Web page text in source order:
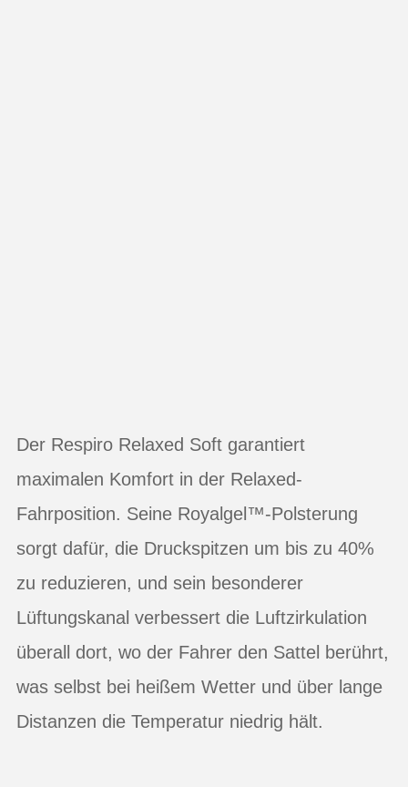
Der Respiro Relaxed Soft garantiert
maximalen Komfort in der Relaxed-
Fahrposition. Seine Royalgel™-Polsterung
sorgt dafür, die Druckspitzen um bis zu 40%
zu reduzieren, und sein besonderer
Lüftungskanal verbessert die Luftzirkulation
überall dort, wo der Fahrer den Sattel berührt,
was selbst bei heißem Wetter und über lange
Distanzen die Temperatur niedrig hält.